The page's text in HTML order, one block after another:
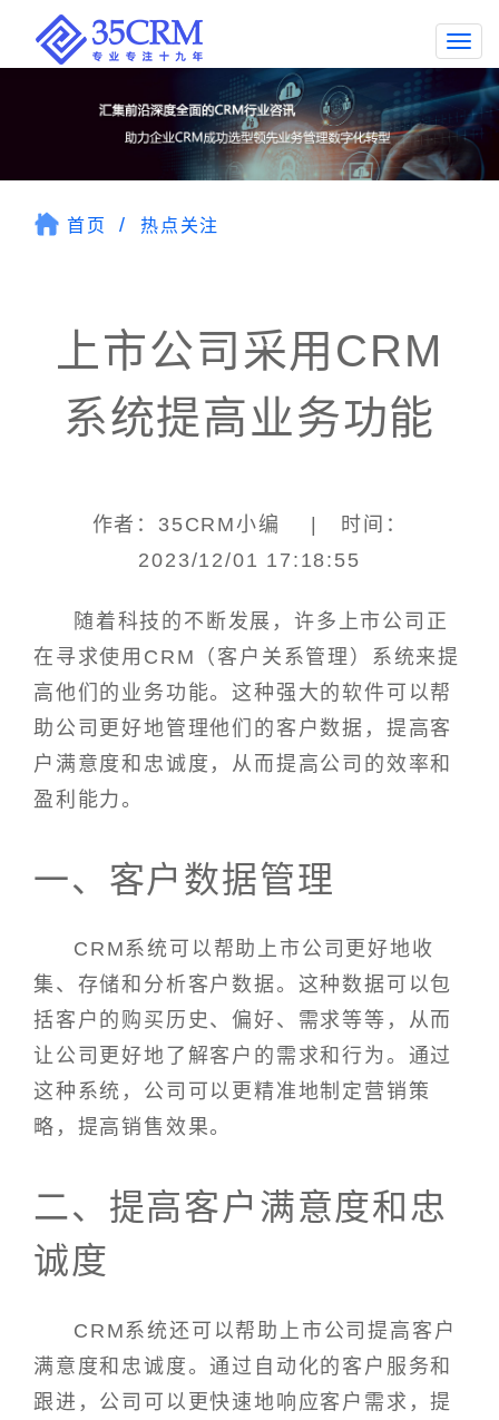
首页 热点关注
上市公司采用CRM
系统提高业务功能
作者：35CRM小编 | 时间：
2023/12/01 17:18:55
随着科技的不断发展，许多上市公司正
在寻求使用CRM（客户关系管理）系统来提
高他们的业务功能。这种强大的软件可以帮
助公司更好地管理他们的客户数据，提高客
户满意度和忠诚度，从而提高公司的效率和
盈利能力。
一、客户数据管理
CRM系统可以帮助上市公司更好地收
集、存储和分析客户数据。这种数据可以包
括客户的购买历史、偏好、需求等等，从而
让公司更好地了解客户的需求和行为。通过
这种系统，公司可以更精准地制定营销策
略，提高销售效果。
二、提高客户满意度和忠
诚度
CRM系统还可以帮助上市公司提高客户
满意度和忠诚度。通过自动化的客户服务和
跟进，公司可以更快速地响应客户需求，提